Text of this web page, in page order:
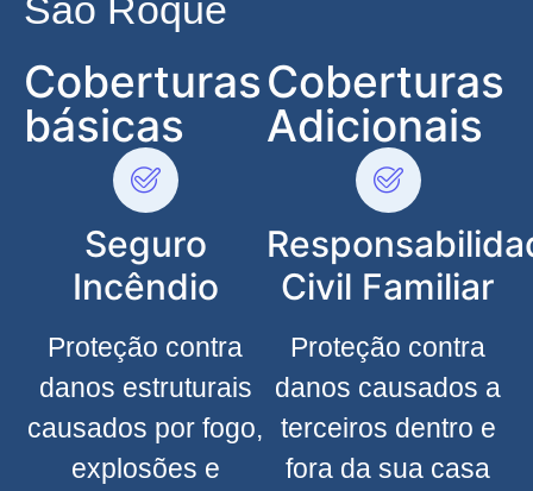
Coberturas
básicas
Seguro
Incêndio
Proteção contra
danos estruturais
causados por fogo,
explosões e
Coberturas
Adicionais
Civil Familiar
Proteção contra
danos causados a
terceiros dentro e
fora da sua casa